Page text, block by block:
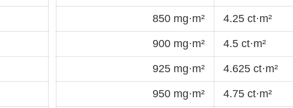
850 mg·m² 4.25 ct·m²
900 mg·m² 4.5 ct·m²
925 mg·m² 4.625 ct·m²
950 mg·m² 4.75 ct·m²